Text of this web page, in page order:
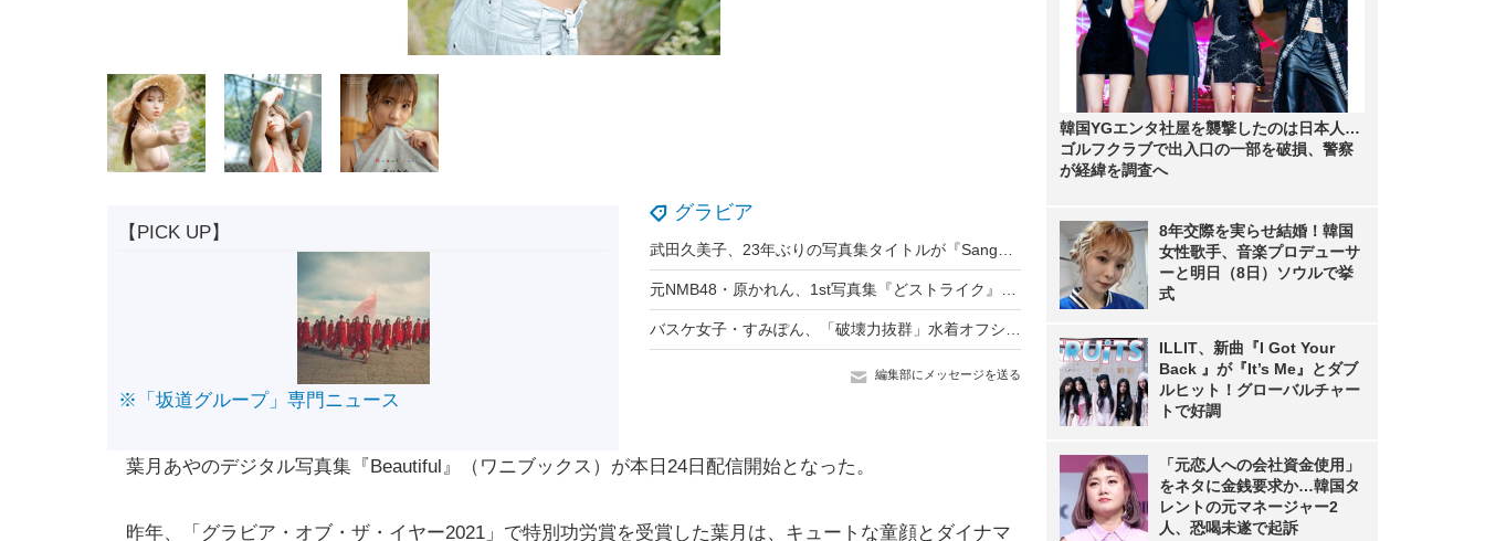
グラビア
編集部にメッセージを送る
【PICK UP】
※「坂道グループ」専門ニュース
葉月あやのデジタル写真集『Beautiful』（ワニブックス）が本日24日配信開始となった。
昨年、「グラビア・オブ・ザ・イヤー2021」で特別功労賞を受賞した葉月は、キュートな童顔とダイナマ
韓国YGエンタ社屋を襲撃したのは日本人…
ゴルフクラブで出入口の一部を破損、警察
が経緯を調査へ
8年交際を実らせ結婚！韓国
女性歌手、音楽プロデューサ
ーと明日（8日）ソウルで挙
式
ILLIT、新曲『I Got Your
Back 』が『It’s Me』とダブ
ルヒット！グローバルチャー
トで好調
「元恋人への会社資金使用」
をネタに金銭要求か…韓国タ
レントの元マネージャー2
人、恐喝未遂で起訴